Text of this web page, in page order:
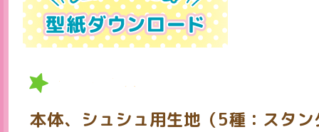
セット内容
本体、シュシュ用生地（5種：スタ